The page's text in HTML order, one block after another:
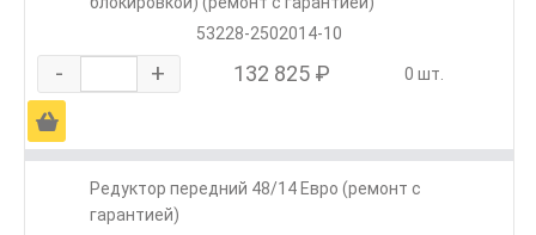
53228-2502014-10
- + 132 825 ₽ 0 шт.
Ä
Редуктор передний 48/14 Евро (ремонт с
гарантией)